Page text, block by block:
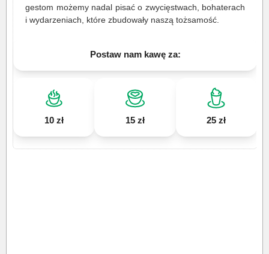
gestom możemy nadal pisać o zwycięstwach, bohaterach
i wydarzeniach, które zbudowały naszą tożsamość.
Postaw nam kawę za:
10 zł 15 zł 25 zł